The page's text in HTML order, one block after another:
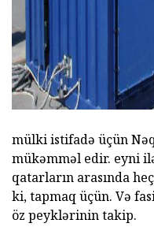
mülki istifadə üçün
mükəmməl edir. eyni
qatarların arasında
ki, tapmaq üçün. Və
öz peyklərinin takip.